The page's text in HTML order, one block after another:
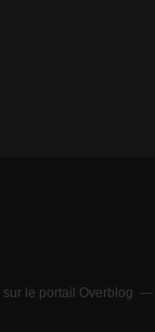
sur le portail Overblog